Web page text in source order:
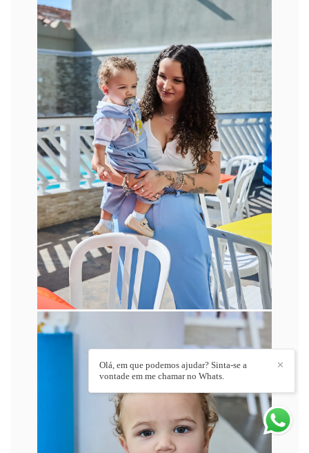
✕
Olá, em que podemos ajudar? Sinta-se a
vontade em me chamar no Whats.